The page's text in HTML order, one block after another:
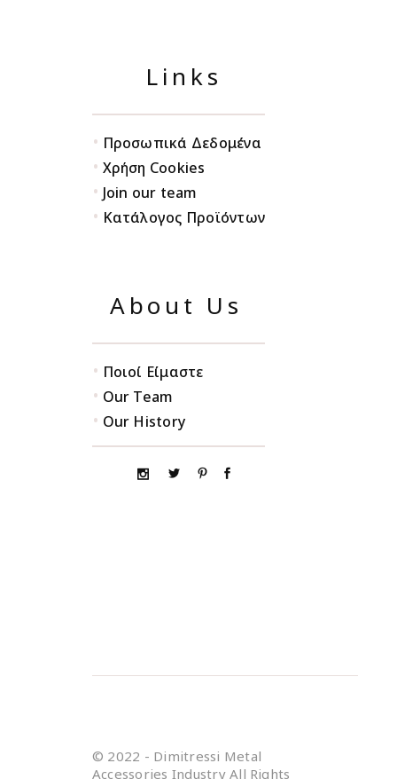
Links
• Προσωπικά Δεδομένα
• Χρήση Cookies
• Join our team
• Κατάλογος Προϊόντων
About Us
• Ποιοί Είμαστε
• Our Team
• Our History
© 2022 - Dimitressi Metal
Accessories Industry All Rights